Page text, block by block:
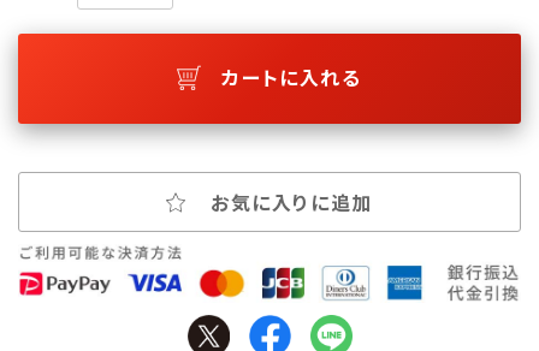
カートに入れる
お気に入りに追加